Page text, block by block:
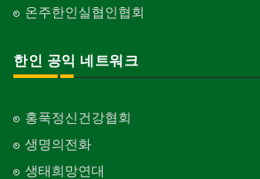
온주한인실협인협회
한인 공익 네트워크
홍푹정신건강협회
생명의전화
생태희망연대